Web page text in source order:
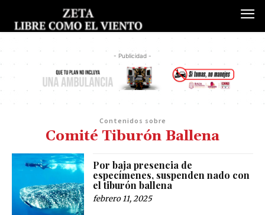
- Publicidad -
Contenidos sobre
Comité Tiburón Ballena
Por baja presencia de
especímenes, suspenden nado con
el tiburón ballena
febrero 11, 2025